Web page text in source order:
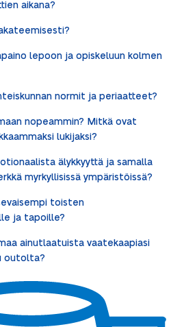
aikana?
lepoon ja opiskeluun kolmen
normit ja periaatteet?
nopeammin? Mitkä ovat
lukijaksi?
älykkyyttä ja samalla
myrkyllisissä ympäristöissä?
toisten
ja tapoille?
ainutlaatuista vaatekaapiasi
outolta?